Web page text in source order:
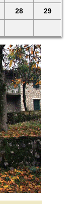
28 29